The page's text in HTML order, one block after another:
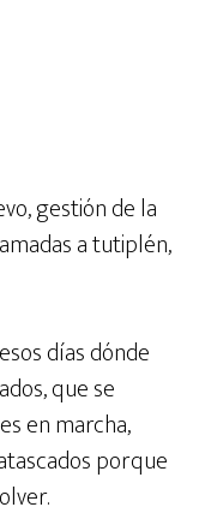
gestión de la
a tutiplén,
días dónde
que se
en marcha,
porque